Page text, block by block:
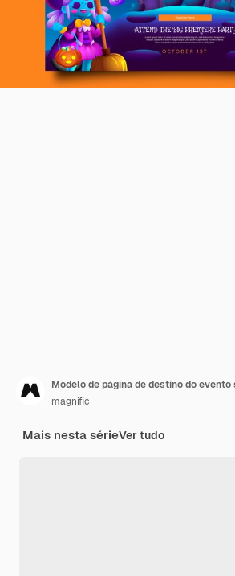
Modelo de página de destino do
magnific
Mais nesta sérieVer tudo